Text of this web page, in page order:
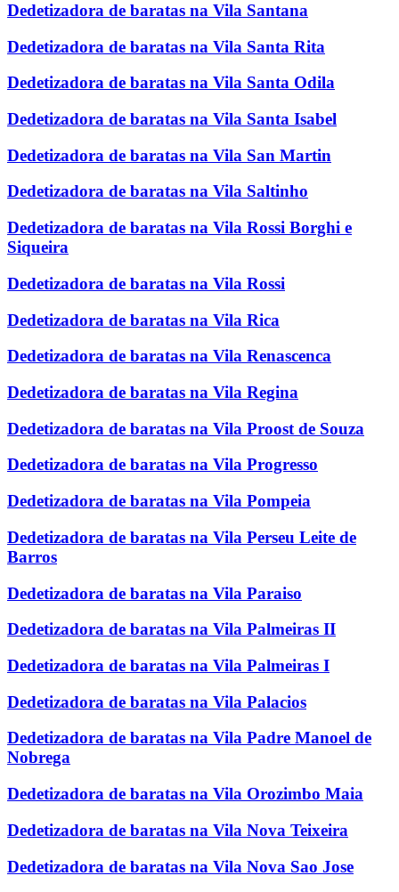
Dedetizadora de baratas na Vila Santana
Dedetizadora de baratas na Vila Santa Rita
Dedetizadora de baratas na Vila Santa Odila
Dedetizadora de baratas na Vila Santa Isabel
Dedetizadora de baratas na Vila San Martin
Dedetizadora de baratas na Vila Saltinho
Dedetizadora de baratas na Vila Rossi Borghi e
Siqueira
Dedetizadora de baratas na Vila Rossi
Dedetizadora de baratas na Vila Rica
Dedetizadora de baratas na Vila Renascenca
Dedetizadora de baratas na Vila Regina
Dedetizadora de baratas na Vila Proost de Souza
Dedetizadora de baratas na Vila Progresso
Dedetizadora de baratas na Vila Pompeia
Dedetizadora de baratas na Vila Perseu Leite de
Barros
Dedetizadora de baratas na Vila Paraiso
Dedetizadora de baratas na Vila Palmeiras II
Dedetizadora de baratas na Vila Palmeiras I
Dedetizadora de baratas na Vila Palacios
Dedetizadora de baratas na Vila Padre Manoel de
Nobrega
Dedetizadora de baratas na Vila Orozimbo Maia
Dedetizadora de baratas na Vila Nova Teixeira
Dedetizadora de baratas na Vila Nova Sao Jose